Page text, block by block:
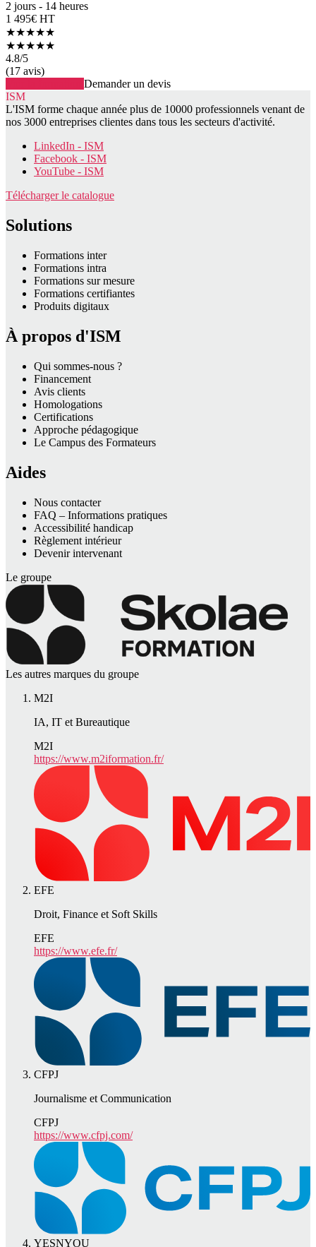
2 jours - 14 heures
1 495€ HT
★★★★★
★★★★★
4.8/5
(17 avis)
Demander un devis
ISM
L'ISM forme chaque année plus de 10000 professionnels venant de
nos 3000 entreprises clientes dans tous les secteurs d'activité.
LinkedIn - ISM
Facebook - ISM
YouTube - ISM
Télécharger le catalogue
Solutions
Formations inter
Formations intra
Formations sur mesure
Formations certifiantes
Produits digitaux
À propos d'ISM
Qui sommes-nous ?
Financement
Avis clients
Homologations
Certifications
Approche pédagogique
Le Campus des Formateurs
Aides
Nous contacter
FAQ – Informations pratiques
Accessibilité handicap
Règlement intérieur
Devenir intervenant
Le groupe
Les autres marques du groupe
M2I
IA, IT et Bureautique
M2I
https://www.m2iformation.fr/
EFE
Droit, Finance et Soft Skills
EFE
https://www.efe.fr/
CFPJ
Journalisme et Communication
CFPJ
https://www.cfpj.com/
YESNYOU